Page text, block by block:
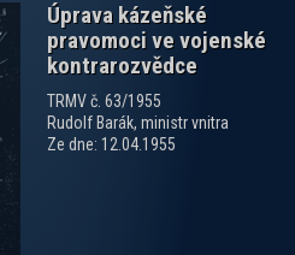
Úprava kázeňské
pravomoci ve vojenské
kontrarozvědce
TRMV č. 63/1955
Rudolf Barák, ministr vnitra
Ze dne: 12.04.1955